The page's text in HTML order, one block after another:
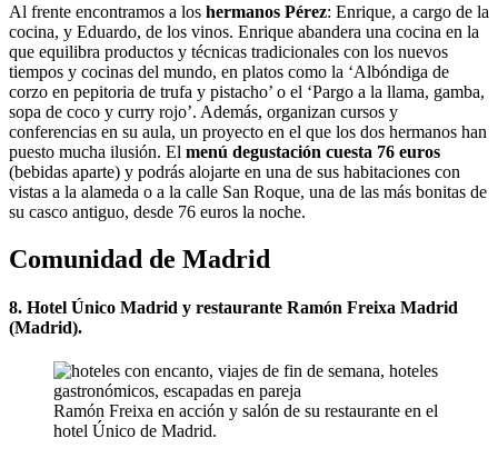
Al frente encontramos a los hermanos Pérez: Enrique, a cargo de la
cocina, y Eduardo, de los vinos. Enrique abandera una cocina en la
que equilibra productos y técnicas tradicionales con los nuevos
tiempos y cocinas del mundo, en platos como la ‘Albóndiga de
corzo en pepitoria de trufa y pistacho’ o el ‘Pargo a la llama, gamba,
sopa de coco y curry rojo’. Además, organizan cursos y
conferencias en su aula, un proyecto en el que los dos hermanos han
puesto mucha ilusión. El menú degustación cuesta 76 euros
(bebidas aparte) y podrás alojarte en una de sus habitaciones con
vistas a la alameda o a la calle San Roque, una de las más bonitas de
su casco antiguo, desde 76 euros la noche.
Comunidad de Madrid
8. Hotel Único Madrid y restaurante Ramón Freixa Madrid
(Madrid).
Ramón Freixa en acción y salón de su restaurante en el
hotel Único de Madrid.